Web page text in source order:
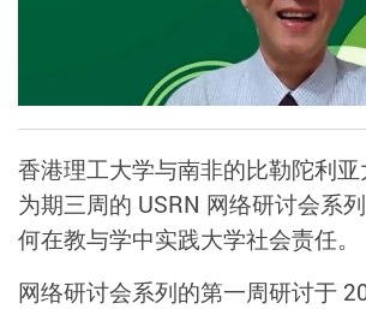
香港理工大学与南非的比勒陀利
为期三周的 USRN 网络研讨会系
何在教与学中实践大学社会责任。
网络研讨会系列的第一周研讨于